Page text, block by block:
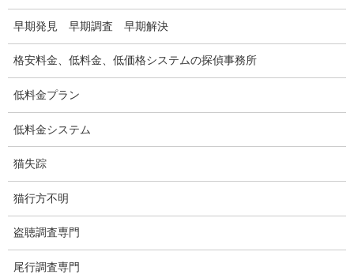
できない調査はありますか？
友人の人探しは本来、その身内が警察へ捜索願等を提出して行う
身内からのご依頼でもDV等の問題がある場合は、お断りしており
探偵社は経費を沢山使うほど高額になります。
弊社は事務所代、高額な広告費、加盟金、ロイヤリティー等の経
費が無い分、低料金となっております。
早期発見 早期調査 早期解決
格安料金、低料金、低価格システムの探偵事務所
低料金プラン
低料金システム
猫失踪
猫行方不明
盗聴調査専門
尾行調査専門